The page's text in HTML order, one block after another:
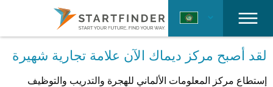
لقد أصبح مركز ديماك الآن علامة تجارية شهيرة
إستطاع مركز المعلومات الألماني للهجرة والتدريب والتوظيف